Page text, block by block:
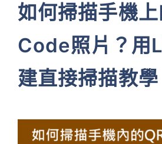
如何掃描手機
Code照片？用
建直接掃描教學